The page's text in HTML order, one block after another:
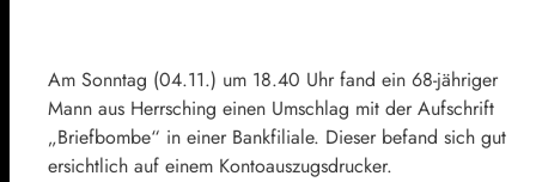
Am Sonntag (04.11.) um 18.40 Uhr fand ein 68-jähriger
Mann aus Herrsching einen Umschlag mit der Aufschrift
„Briefbombe“ in einer Bankfiliale. Dieser befand sich gut
ersichtlich auf einem Kontoauszugsdrucker.